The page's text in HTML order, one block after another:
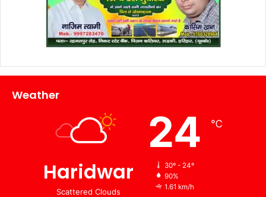
Weather
Haridwar
Scattered Clouds
24 ℃
30º - 24º
90%
1.61 km/h